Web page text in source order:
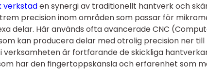
verkstaden synergi av traditionellt hantverk och
precision inom områden som passar för
delar. Här används ofta avancerade CNC
kan producera delar med otrolig precision ner till
verksamheten är fortfarande de skickliga
har den fingertoppskänsla och erfarenhet som